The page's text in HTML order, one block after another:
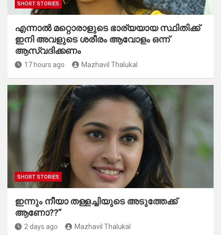
SHORT STORIES
എന്നാൽ മറ്റൊരാളുടെ ഭാര്യയായ സ്ഥിതിക്ക്
ഇനി അവളുടെ ശരീരം ആവോളം ഒന്ന്
ആസ്വദിക്കണം
17 hours ago Mazhavil Thalukal
SHORT STORIES
ഇന്നും നീയാ തള്ളച്ചിയുടെ അടുത്തേക്ക്
ആണോ??”
2 days ago Mazhavil Thalukal